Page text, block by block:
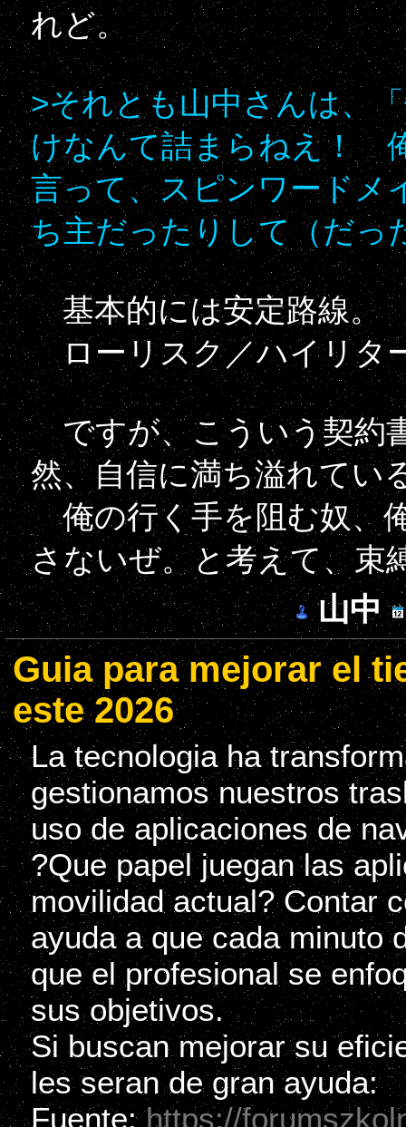
れど。
>それとも山中さんは、
けなんて詰まらねえ！
言って、スピンワードメ
ち主だったりして（だっ
基本的には安定路線。
ローリスク／ハイリタ
ですが、こういう契約
然、自信に満ち溢れてい
俺の行く手を阻む奴、
さないぜ。と考えて、束
山中
Guia para mejorar el
este 2026
La tecnologia ha
gestionamos nuestros
uso de aplicaciones de
?Que papel juegan las
movilidad actual? Contar
ayuda a que cada minuto
que el profesional se
sus objetivos.
Si buscan mejorar su
les seran de gran ayuda:
Fuente;https://